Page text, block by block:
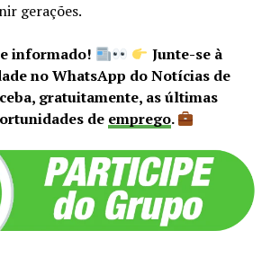
gerações.
informado!
Junte-se à
no WhatsApp do Notícias de
gratuitamente, as últimas
de emprego.